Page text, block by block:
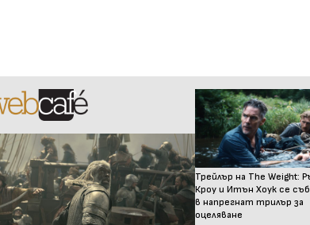
Трейлър на The Weight:
Кроу и Итън Хоук се
в напрегнат трилър за
оцеляване